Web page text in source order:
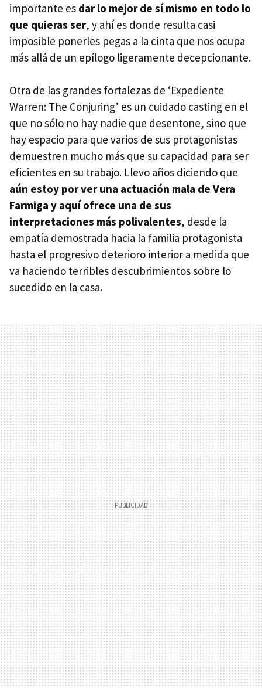
importante es dar lo mejor de sí mismo en todo lo
que quieras ser, y ahí es donde resulta casi
imposible ponerles pegas a la cinta que nos ocupa
más allá de un epílogo ligeramente decepcionante.
Otra de las grandes fortalezas de ‘Expediente
Warren: The Conjuring’ es un cuidado casting en el
que no sólo no hay nadie que desentone, sino que
hay espacio para que varios de sus protagonistas
demuestren mucho más que su capacidad para ser
eficientes en su trabajo. Llevo años diciendo que
aún estoy por ver una actuación mala de Vera
Farmiga y aquí ofrece una de sus
interpretaciones más polivalentes, desde la
empatía demostrada hacia la familia protagonista
hasta el progresivo deterioro interior a medida que
va haciendo terribles descubrimientos sobre lo
sucedido en la casa.